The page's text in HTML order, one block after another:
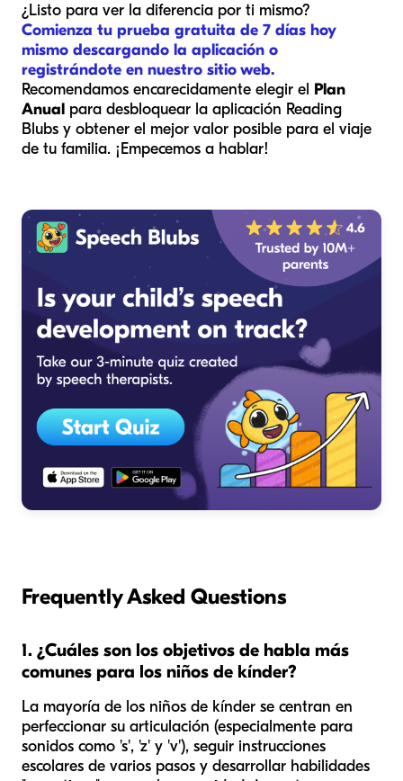
¿Listo para ver la diferencia por ti mismo?
Comienza tu prueba gratuita de 7 días hoy
mismo descargando la aplicación o
registrándote en nuestro sitio web.
Recomendamos encarecidamente elegir el Plan
Anual para desbloquear la aplicación Reading
Blubs y obtener el mejor valor posible para el viaje
de tu familia. ¡Empecemos a hablar!
Frequently Asked Questions
1. ¿Cuáles son los objetivos de habla más
comunes para los niños de kínder?
La mayoría de los niños de kínder se centran en
perfeccionar su articulación (especialmente para
sonidos como 's', 'z' y 'v'), seguir instrucciones
escolares de varios pasos y desarrollar habilidades